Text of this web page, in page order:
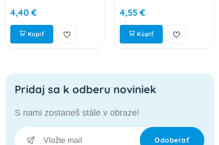
4,40 €
Kúpiť
4,55 €
Kúpiť
Pridaj sa k odberu noviniek
S nami zostaneš stále v obraze!
Odoberať